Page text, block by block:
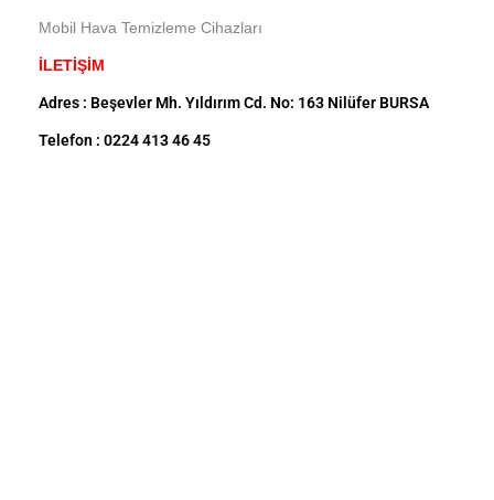
Mobil Hava Temizleme Cihazları
İLETİŞİM
Adres : Beşevler Mh. Yıldırım Cd. No: 163 Nilüfer BURSA
Telefon : 0224 413 46 45